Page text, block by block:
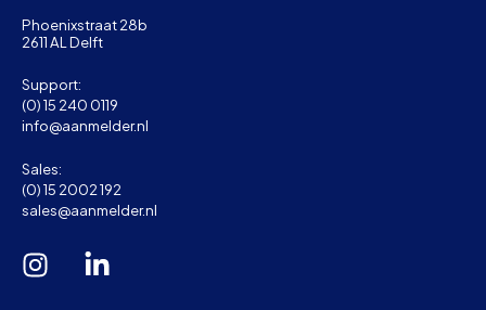
Phoenixstraat 28b
2611 AL Delft
Support:
(0) 15 240 0119
info@aanmelder.nl
Sales:
(0) 15 2002 192
sales@aanmelder.nl